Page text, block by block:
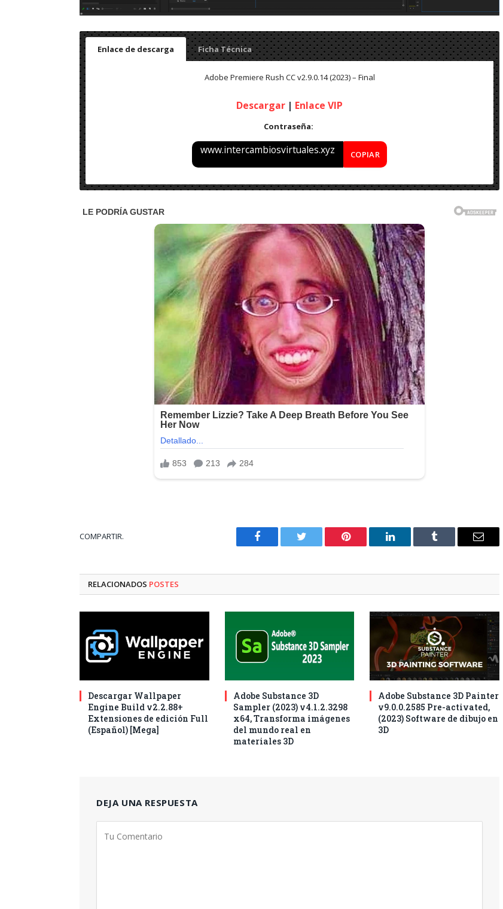
Enlace de descarga Ficha Técnica
Adobe Premiere Rush CC v2.9.0.14 (2023) – Final
Descargar | Enlace VIP
Contraseña:
www.intercambiosvirtuales.xyz COPIAR
Nombre: Adobe Premiere Rush CC v2.9.0.14 (2023) – Final
Idioma: Multilenguaje
Sistema Operativo: Windows XP,Vista,7,8,8.1,10,11 (x32 y x64 Bits)
COMPARTIR.
Facebook Twitter Pinterest LinkedIn Tumblr
Correo
RELACIONADOS POSTES
Descargar Wallpaper
Engine Build v2.2.88+
Extensiones de edición Full
(Español) [Mega]
Adobe Substance 3D
Sampler (2023) v4.1.2.3298
x64, Transforma imágenes
del mundo real en
materiales 3D
Adobe Substance 3D Painter
v9.0.0.2585 Pre-activated,
(2023) Software de dibujo en
3D
DEJA UNA RESPUESTA